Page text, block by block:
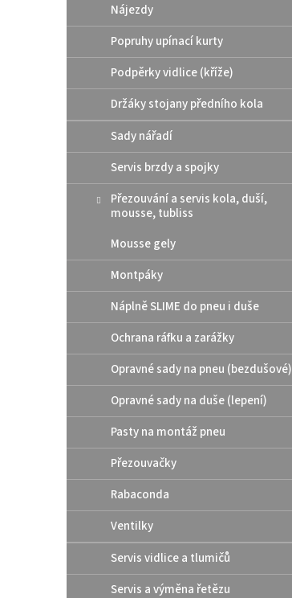
Nájezdy
Popruhy upínací kurty
Podpěrky vidlice (kříže)
Držáky stojany předního kola
Sady nářadí
Servis brzdy a spojky
Přezouvání a servis kola, duší,
mousse, tubliss
Mousse gely
Montpáky
Náplně SLIME do pneu i duše
Ochrana ráfku a zarážky
Opravné sady na pneu (bezdušové)
Opravné sady na duše (lepení)
Pasty na montáž pneu
Přezouvačky
Rabaconda
Ventilky
Servis vidlice a tlumičů
Servis a výměna řetězu